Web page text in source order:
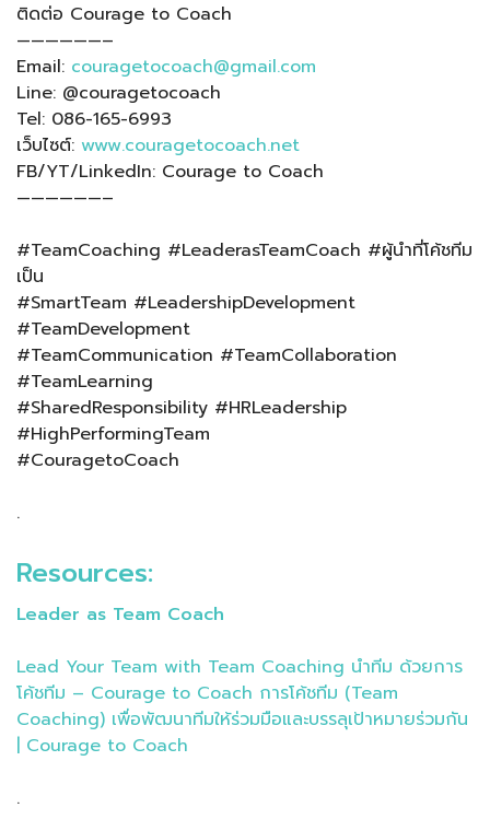
ติดต่อ Courage to Coach
——————–
Email: couragetocoach@gmail.com
Line: @couragetocoach
Tel: 086-165-6993
เว็บไซต์: www.couragetocoach.net
FB/YT/LinkedIn: Courage to Coach
——————–
#TeamCoaching #LeaderasTeamCoach #ผู้นำที่โค้ชทีม
เป็น
#SmartTeam #LeadershipDevelopment
#TeamDevelopment
#TeamCommunication #TeamCollaboration
#TeamLearning
#SharedResponsibility #HRLeadership
#HighPerformingTeam
#CouragetoCoach
.
Resources:
Leader as Team Coach
Lead Your Team with Team Coaching นำทีม ด้วยการ
โค้ชทีม – Courage to Coach การโค้ชทีม (Team
Coaching) เพื่อพัฒนาทีมให้ร่วมมือและบรรลุเป้าหมายร่วมกัน
| Courage to Coach
.